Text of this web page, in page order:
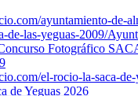
ayuntamiento-de-
de-las-yeguas-2009/
Fotográfico
el-rocio-la-saca-de-
de Yeguas 2026